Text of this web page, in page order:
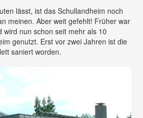
lässt, ist das Schullandheim noch
meinen. Aber weit gefehlt! Früher war
wird nun schon seit mehr als 10
genutzt. Erst vor zwei Jahren ist die
saniert worden.